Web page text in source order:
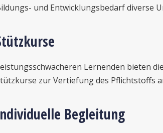
und Entwicklungsbedarf diverse
Lernenden bieten
zur Vertiefung des Pflichtstoffs
Begleitung